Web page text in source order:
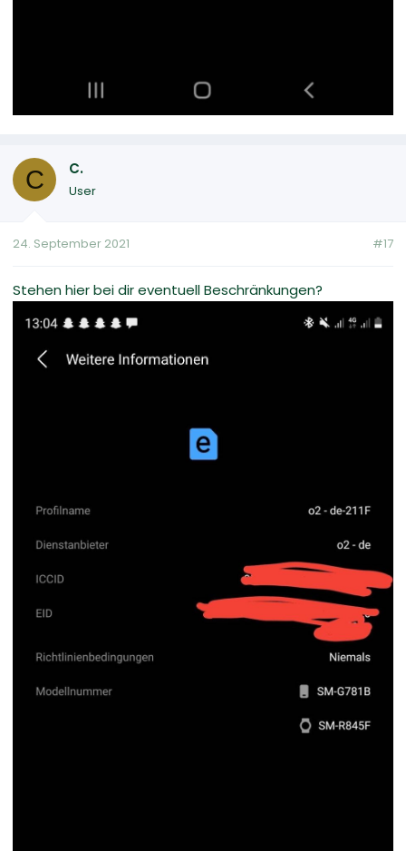
C C.
User
24. September 2021 #17
Stehen hier bei dir eventuell Beschränkungen?